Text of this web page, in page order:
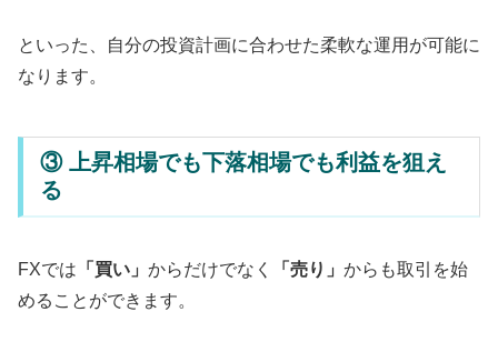
といった、自分の投資計画に合わせた柔軟な運用が可能に
なります。
③ 上昇相場でも下落相場でも利益を狙え
る
FXでは 「買い」 からだけでなく 「売り」 からも取引を始
めることができます。